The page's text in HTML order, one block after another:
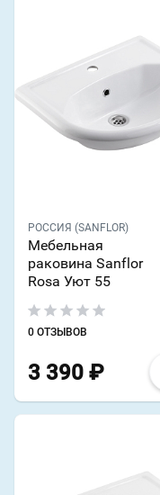
РОССИЯ (SANFLOR)
Мебельная
раковина Sanflor
Rosa Уют 55
0 ОТЗЫВОВ
3 390 ₽